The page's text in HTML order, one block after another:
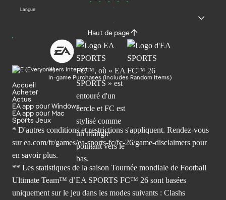
Langue
Haut de page
Users Interact
In-game Purchases (Includes Random Items)
Accueil
Acheter
Actus
EA app pour Windows
EA app pour Mac
Sports Jeux
* D'autres conditions et restrictions s'appliquent. Rendez-vous
sur ea.com/fr/games/ea-sports-fc/fc-26/game-disclaimers pour
en savoir plus.
** Les statistiques de la saison Tournée mondiale de Football
Ultimate Team™ d’EA SPORTS FC™ 26 sont basées
uniquement sur le jeu dans les modes suivants : Clashs